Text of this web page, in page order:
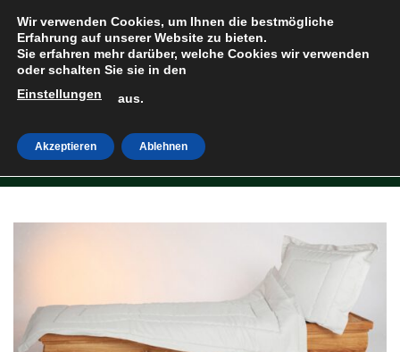
Inhalt
springen
HOME
Wir verwenden Cookies, um Ihnen die bestmögliche
Erfahrung auf unserer Website zu bieten.
Sie erfahren mehr darüber, welche Cookies wir verwenden
oder schalten Sie sie in den
Einstellungen
aus.
Akzeptieren Ablehnen